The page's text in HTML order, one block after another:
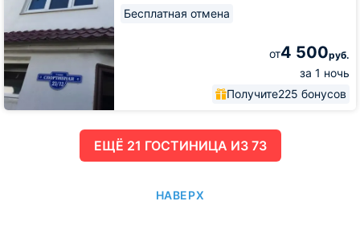
Бесплатная отмена
от4 500руб.
за 1 ночь
Получите225 бонусов
ЕЩË 21 ГОСТИНИЦА ИЗ 73
НАВЕРХ